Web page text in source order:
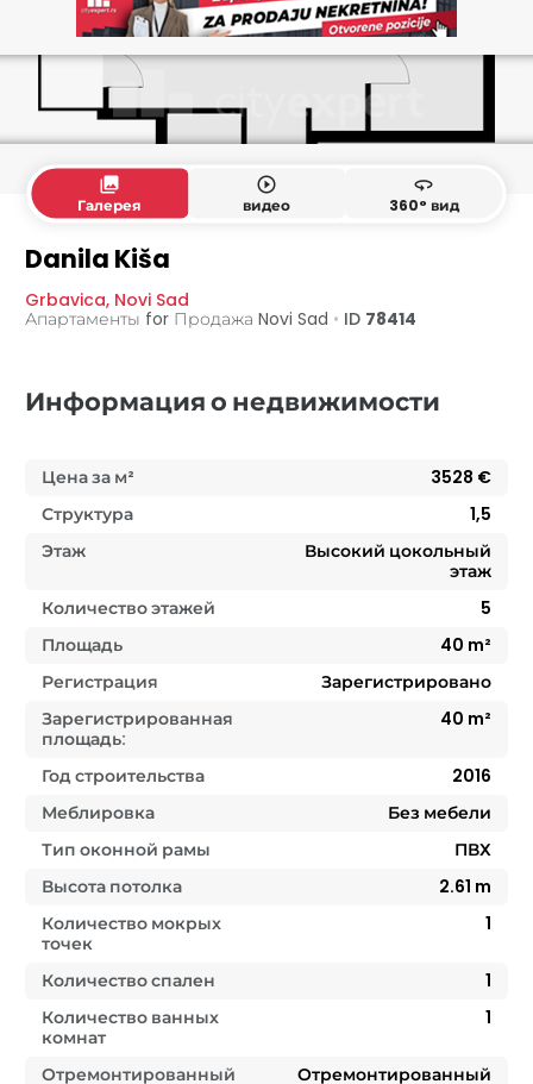
collections
Галерея
play_circle_outline
видео
360
360° вид
Danila Kiša
Grbavica, Novi Sad
Апартаменты for Продажа Novi Sad • ID 78414
Информация о недвижимости
Цена за м² 3528 €
Структура
1,5
Этаж
Высокий цокольный
этаж
Количество этажей
5
Площадь
40 m²
Регистрация
Зарегистрировано
Зарегистрированная
площадь:
40 m²
Год строительства
2016
Меблировка
Без мебели
Тип оконной рамы
ПВХ
Высота потолка
2.61 m
Количество мокрых
точек
1
Количество спален
1
Количество ванных
комнат
1
Отремонтированный
Отремонтированный